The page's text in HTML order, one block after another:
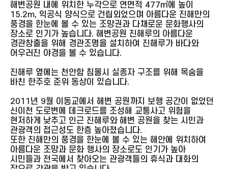
해변공원 내에 위치한 누각으로 연면적 477㎡에 높이
15.2m, 익공식 양식으로 건립외었으며 아름다운 진해만의
풍경을 한눈에 볼 수 있는 조망권과 다채로운 문화행사의
장소로 인기가 높습니다. 해변공원 진해루의 아름다운
경관창출을 위해 경관조명을 설치하여 진해루가 바다와
어우러진 야경을 볼 수 있습니다.
진해루 옆에는 천안함 침몰시 실종자 구조를 위해 목숨을
바친 한주호 준위 동상이 있습니다.
2011년 9월 이동교에서 해변 공원까지 보행 공간이 없었던
신이천 도로변에 데크로드를 조성해 교통사고 위험을
현저하게 낮추고 인근 진해루와 해변 공원을 찾는 시민과
관광객의 접근성도 한층 높아졌습니다.
또한 진해만의 풍경을 한눈에 볼 수 있는 해안에 위치하여
아름다운 조망과 문화 행사의 장소로도 인기가 높아
시민들과 전국에서 찾아오는 관광객들의 휴식과 대화의